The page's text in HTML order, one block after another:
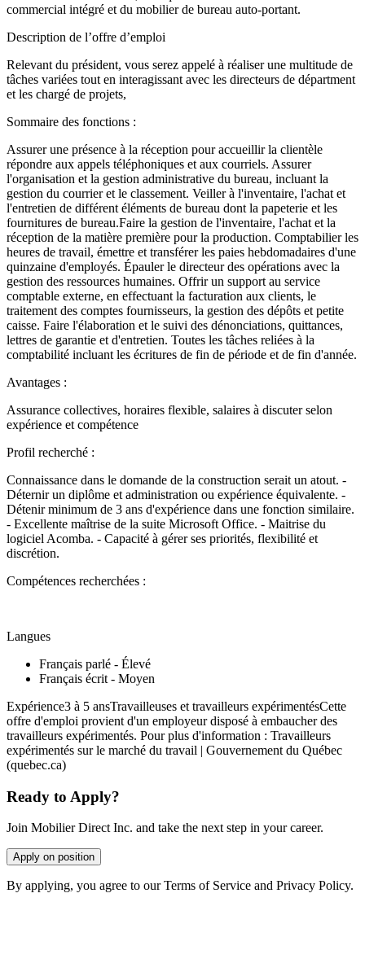
commercial intégré et du mobilier de bureau auto-portant.
Description de l’offre d’emploi
Relevant du président, vous serez appelé à réaliser une multitude de
tâches variées tout en interagissant avec les directeurs de départment
et les chargé de projets,
Sommaire des fonctions :
Assurer une présence à la réception pour accueillir la clientèle
répondre aux appels téléphoniques et aux courriels. Assurer
l'organisation et la gestion administrative du bureau, incluant la
gestion du courrier et le classement. Veiller à l'inventaire, l'achat et
l'entretien de différent éléments de bureau dont la papeterie et les
fournitures de bureau.Faire la gestion de l'inventaire, l'achat et la
réception de la matière première pour la production. Comptabilier les
heures de travail, émettre et transférer les paies hebdomadaires d'une
quinzaine d'employés. Épauler le directeur des opérations avec la
gestion des ressources humaines. Offrir un support au service
comptable externe, en effectuant la facturation aux clients, le
traitement des comptes fournisseurs, la gestion des dépôts et petite
caisse. Faire l'élaboration et le suivi des dénonciations, quittances,
lettres de garantie et d'entretien. Toutes les tâches reliées à la
comptabilité incluant les écritures de fin de période et de fin d'année.
Avantages :
Assurance collectives, horaires flexible, salaires à discuter selon
expérience et compétence
Profil recherché :
Connaissance dans le domande de la construction serait un atout. -
Déternir un diplôme et administration ou expérience équivalente. -
Détenir minimum de 3 ans d'expérience dans une fonction similaire.
- Excellente maîtrise de la suite Microsoft Office. - Maitrise du
logiciel Acomba. - Capacité à gérer ses priorités, flexibilité et
discrétion.
Compétences recherchées :
Langues
Français parlé - Élevé
Français écrit - Moyen
Expérience3 à 5 ansTravailleuses et travailleurs expérimentésCette
offre d'emploi provient d'un employeur disposé à embaucher des
travailleurs expérimentés. Pour plus d'information : Travailleurs
expérimentés sur le marché du travail | Gouvernement du Québec
(quebec.ca)
Ready to Apply?
Join Mobilier Direct Inc. and take the next step in your career.
Apply on position
By applying, you agree to our Terms of Service and Privacy Policy.